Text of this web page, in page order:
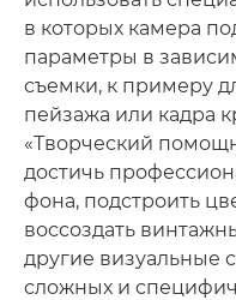
в которых камера
параметры в
съемки, к примеру
пейзажа или кадра
«Творческий
достичь
фона, подстроить
воссоздать
другие визуальные
сложных и